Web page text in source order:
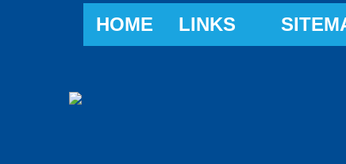
HOME LINKS